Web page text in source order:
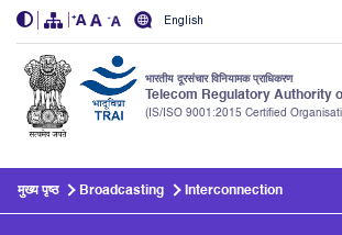
English
भारतीय दूरसंचार विनियामक प्राधिकरण
Telecom Regulatory Authority
(IS/ISO 9001:2015 Certified
मुख्य पृष्ठ Broadcasting Interconnection